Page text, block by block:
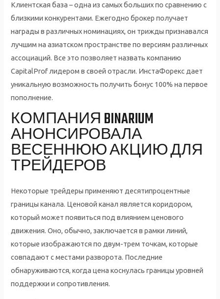
Клиентская база – одна из самых больших по сравнению с
близкими конкурентами. Ежегодно брокер получает
награды в различных номинациях, он трижды признавался
лучшим на азиатском пространстве по версиям различных
ассоциаций. Все это позволяет назвать компанию
CapitalProf лидером в своей отрасли. ИнстаФорекс дает
уникальную возможность получить бонус 100% на первое
пополнение.
КОМПАНИЯ BINARIUM
АНОНСИРОВАЛА
ВЕСЕННЮЮ АКЦИЮ ДЛЯ
ТРЕЙДЕРОВ
Некоторые трейдеры применяют десятипроцентные
границы канала. Ценовой канал является коридором,
который может появиться под влиянием ценового
движения. Оно, обычно, заключается в рамки линий,
которые изображаются по двум-трем точкам, которые
совпадают с местами разворота. Последние
обнаруживаются, когда цена коснулась границы уровней
поддержки и сопротивления.